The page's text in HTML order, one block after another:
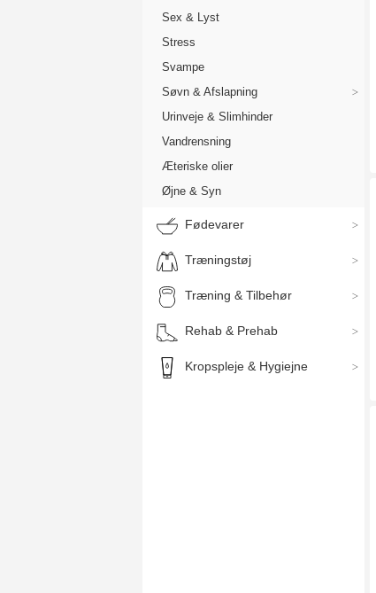
Sex & Lyst
Stress
Svampe
Søvn & Afslapning
Urinveje & Slimhinder
Vandrensning
Æteriske olier
Øjne & Syn
Fødevarer
Træningstøj
Træning & Tilbehør
Rehab & Prehab
Kropspleje & Hygiejne